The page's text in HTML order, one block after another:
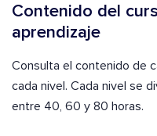
Contenido del
aprendizaje
Consulta el contenido de
cada nivel. Cada nivel se
entre 40, 60 y 80 horas.